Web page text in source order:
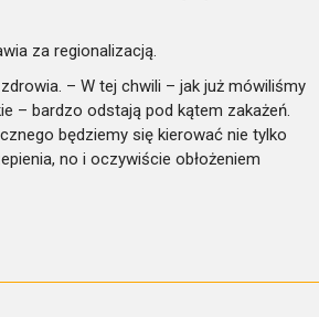
za regionalizacją.
– W tej chwili – jak już mówiliśmy
– bardzo odstają pod kątem zakażeń.
będziemy się kierować nie tylko
no i oczywiście obłożeniem